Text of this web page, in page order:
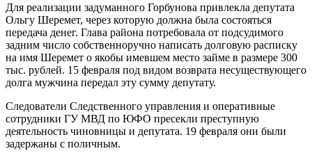
Для реализации задуманного Горбунова привлекла депутата
Ольгу Шеремет, через которую должна была состояться
передача денег. Глава района потребовала от подсудимого
задним число собственноручно написать долговую расписку
на имя Шеремет о якобы имевшем место займе в размере 300
тыс. рублей. 15 февраля под видом возврата несуществующего
долга мужчина передал эту сумму депутату.
Следователи Следственного управления и оперативные
сотрудники ГУ МВД по ЮФО пресекли преступную
деятельность чиновницы и депутата. 19 февраля они были
задержаны с поличным.